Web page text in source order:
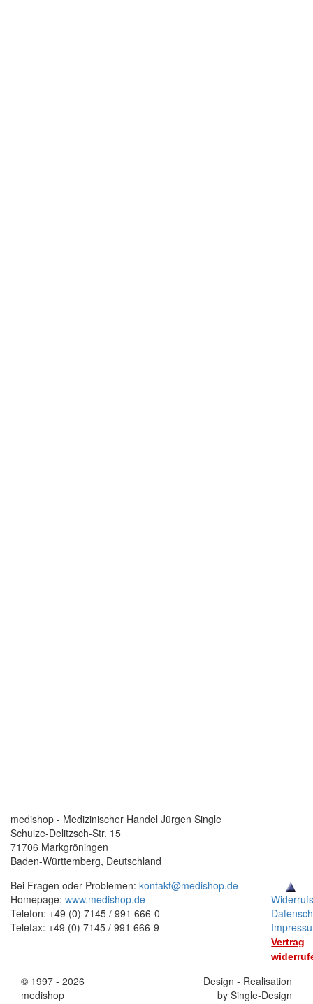
medishop - Medizinischer Handel Jürgen Single
Schulze-Delitzsch-Str. 15
71706 Markgröningen
Baden-Württemberg, Deutschland
Bei Fragen oder Problemen: kontakt@medishop.de
Homepage: www.medishop.de
Telefon: +49 (0) 7145 / 991 666-0
Telefax: +49 (0) 7145 / 991 666-9
Vertrag
© 1997 - 2026
medishop
Design - Realisation
by Single-Design